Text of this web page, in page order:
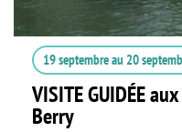
19 septembreau 20
VISITE GUIDÉE
Berry